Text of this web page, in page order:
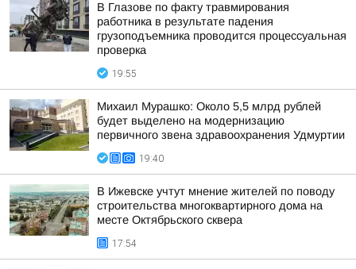
В Глазове по факту травмирования
работника в результате падения
грузоподъемника проводится процессуальная
проверка
19:55
Михаил Мурашко: Около 5,5 млрд рублей
будет выделено на модернизацию
первичного звена здравоохранения Удмуртии
19:40
В Ижевске учтут мнение жителей по поводу
строительства многоквартирного дома на
месте Октябрьского сквера
17:54